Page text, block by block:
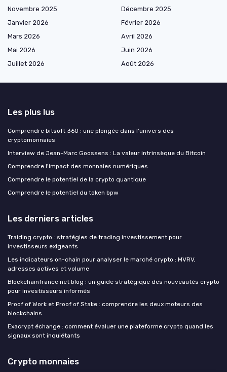
Novembre 2025
Décembre 2025
Janvier 2026
Février 2026
Mars 2026
Avril 2026
Mai 2026
Juin 2026
Juillet 2026
Août 2026
Les plus lus
Comprendre bitsoft 360 : une plongée dans l'univers des
cryptomonnaies
Interview de Jean-Marc Goossens : La valeur intrinsèque du Bitcoin
Comprendre l'impact des monnaies numériques
Comprendre le potentiel de la crypto quantique
Comprendre le potentiel du token bpw
Les derniers articles
Traiding crypto : stratégies de trading investissement pour
investisseurs exigeants
Les indicateurs on-chain pour analyser le marché crypto : MVRV,
adresses actives et volume
Blockchainfrance net blog : un guide stratégique des nouveautés crypto
pour investisseurs informés
Proof of Work et Proof of Stake : comprendre les deux moteurs des
blockchains
Exacrypt échange : comment évaluer une plateforme crypto quand les
signaux sont inquiétants
Crypto monnaies